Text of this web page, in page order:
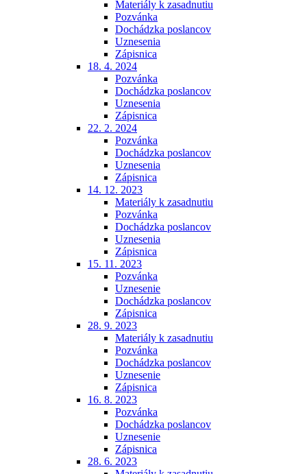
Materiály k zasadnutiu
Pozvánka
Dochádzka poslancov
Uznesenia
Zápisnica
18. 4. 2024
Pozvánka
Dochádzka poslancov
Uznesenia
Zápisnica
22. 2. 2024
Pozvánka
Dochádzka poslancov
Uznesenia
Zápisnica
14. 12. 2023
Materiály k zasadnutiu
Pozvánka
Dochádzka poslancov
Uznesenia
Zápisnica
15. 11. 2023
Pozvánka
Uznesenie
Dochádzka poslancov
Zápisnica
28. 9. 2023
Materiály k zasadnutiu
Pozvánka
Dochádzka poslancov
Uznesenie
Zápisnica
16. 8. 2023
Pozvánka
Dochádzka poslancov
Uznesenie
Zápisnica
28. 6. 2023